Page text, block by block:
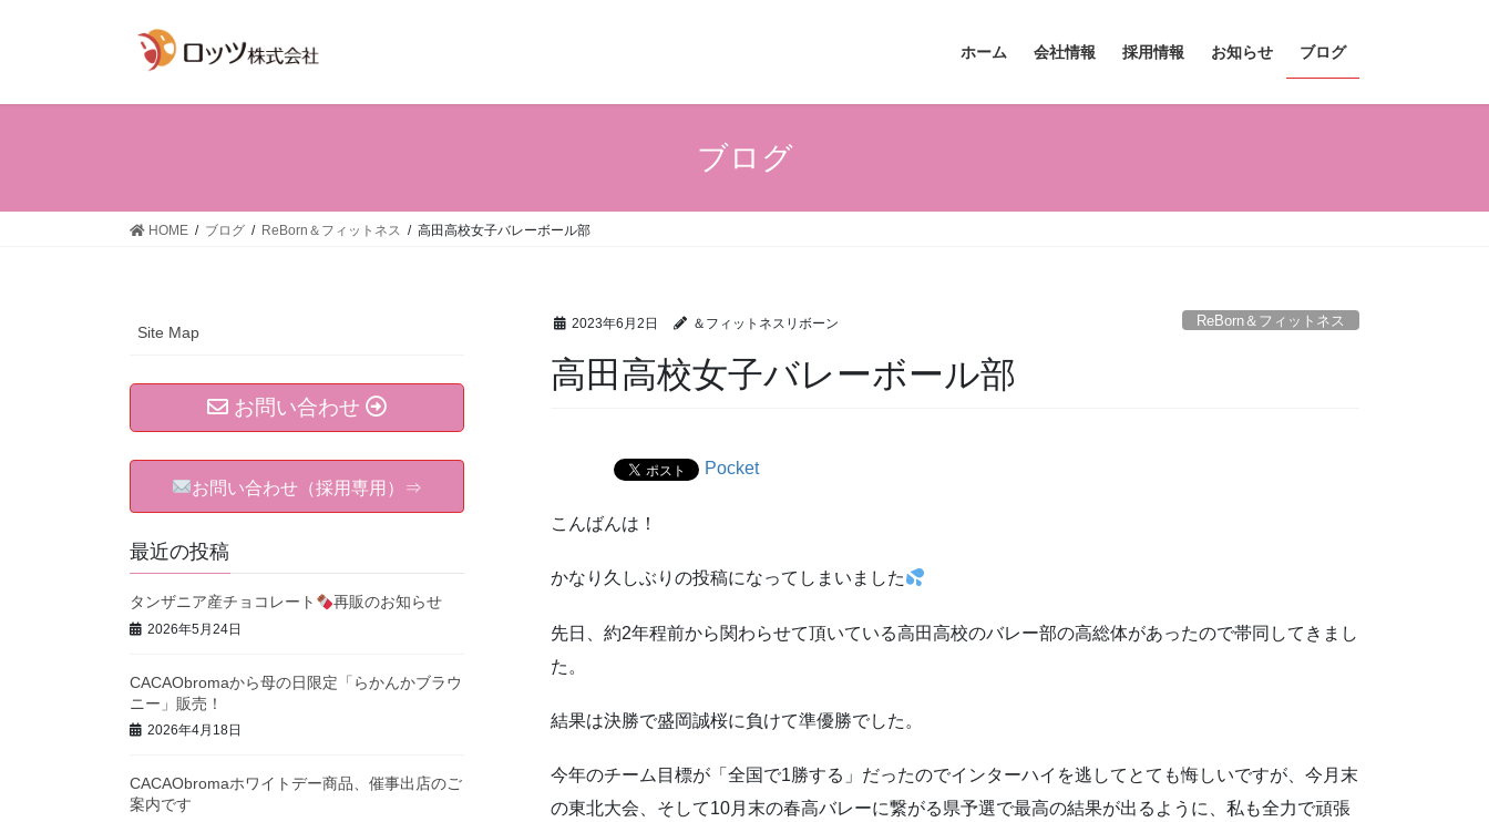
ホーム 会社情報 採用情報 お知らせ ブログ
ブログ
HOME ブログ ReBorn＆フィットネス 高田高校女子バレーボール部
2023年6月2日 ＆フィットネスリボーン ReBorn＆フィットネス
高田高校女子バレーボール部
Pocket
こんばんは！
かなり久しぶりの投稿になってしまいました
先日、約2年程前から関わらせて頂いている高田高校のバレー部の高総体があったので帯同してきまし
た。
結果は決勝で盛岡誠桜に負けて準優勝でした。
今年のチーム目標が「全国で1勝する」だったのでインターハイを逃してとても悔しいですが、今月末
の東北大会、そして10月末の春高バレーに繋がる県予選で最高の結果が出るように、私も全力で頑張
Site Map
お問い合わせ
お問い合わせ（採用専用）⇒
最近の投稿
タンザニア産チョコレート 再販のお知らせ
2026年5月24日
CACAObromaから母の日限定「らかんかブラウ
ニー」販売！
2026年4月18日
CACAObromaホワイトデー商品、催事出店のご
案内です